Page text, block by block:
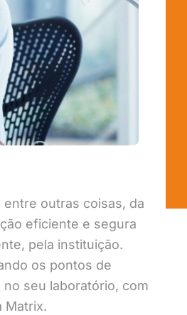
outras coisas, da
eficiente e segura
pela instituição.
os pontos de
seu laboratório, com
Matrix.